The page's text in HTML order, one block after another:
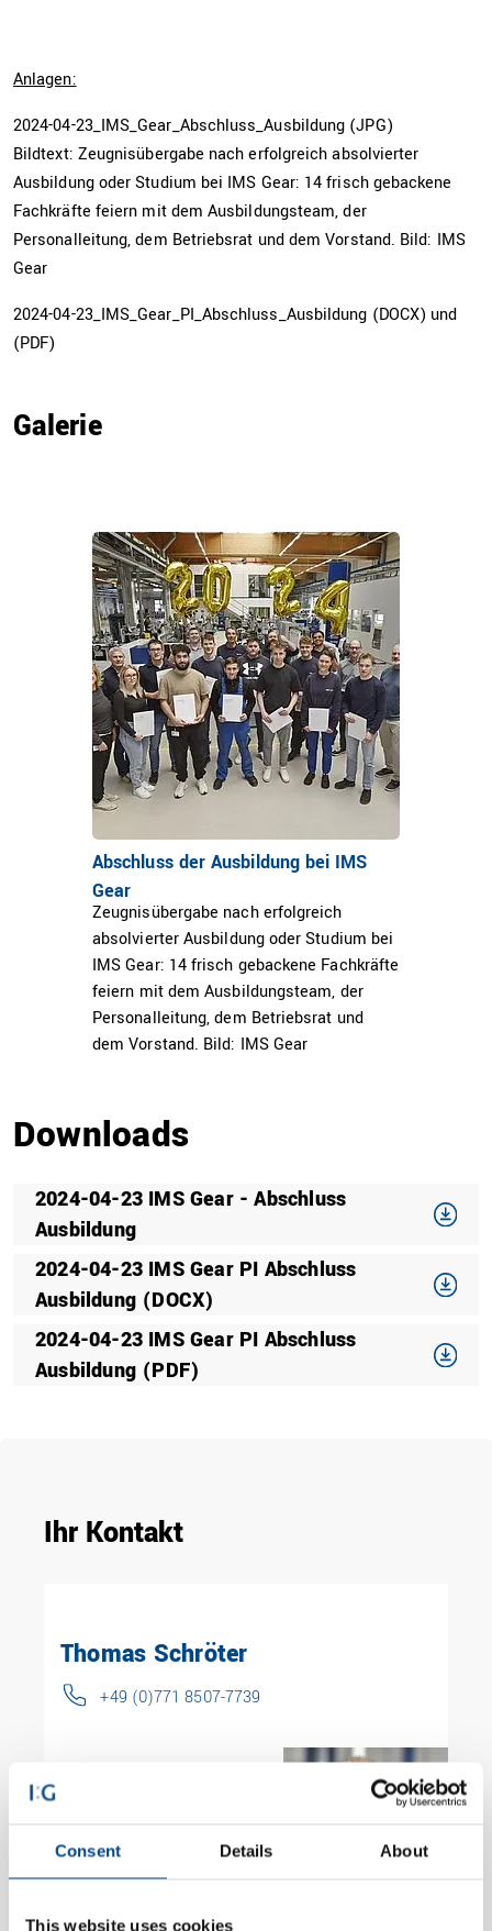
Consent Details About
This website uses cookies
Anlagen:
2024-04-23_IMS_Gear_Abschluss_Ausbildung (JPG)
Bildtext: Zeugnisübergabe nach erfolgreich absolvierter
Ausbildung oder Studium bei IMS Gear: 14 frisch gebackene
Fachkräfte feiern mit dem Ausbildungsteam, der
Personalleitung, dem Betriebsrat und dem Vorstand. Bild: IMS
Gear
2024-04-23_IMS_Gear_PI_Abschluss_Ausbildung (DOCX) und
(PDF)
Galerie
Abschluss der Ausbildung bei IMS
Gear
Zeugnisübergabe nach erfolgreich
absolvierter Ausbildung oder Studium bei
IMS Gear: 14 frisch gebackene Fachkräfte
feiern mit dem Ausbildungsteam, der
Personalleitung, dem Betriebsrat und
dem Vorstand. Bild: IMS Gear
Downloads
2024-04-23 IMS Gear - Abschluss
Ausbildung
2024-04-23 IMS Gear PI Abschluss
Ausbildung (DOCX)
2024-04-23 IMS Gear PI Abschluss
Ausbildung (PDF)
Ihr Kontakt
Thomas Schröter
+49 (0)771 8507-7739